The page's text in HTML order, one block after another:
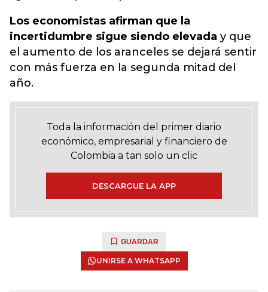
Los economistas afirman que la
incertidumbre sigue siendo elevada y que
el aumento de los aranceles se dejará sentir
con más fuerza en la segunda mitad del
año.
Toda la información del primer diario
económico, empresarial y financiero de
Colombia a tan solo un clic
DESCARGUE LA APP
GUARDAR
UNIRSE A WHATSAPP